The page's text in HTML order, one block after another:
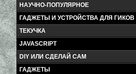
НАУЧНО-ПОПУЛЯРНОЕ
ГАДЖЕТЫ И УСТРОЙСТВА ДЛЯ ГИКОВ
ТЕКУЧКА
JAVASCRIPT
DIY ИЛИ СДЕЛАЙ САМ
ГАДЖЕТЫ